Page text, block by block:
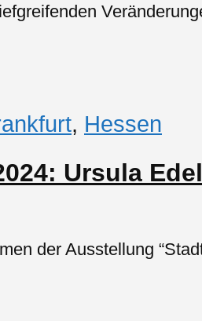
, Hessen
Ursula
der Ausstellung